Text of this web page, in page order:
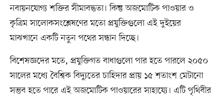
নবায়নযোগ্য শক্তির সীমাবদ্ধতা। কিন্তু অজমোটিক পাওয়ার ও
কৃত্রিম সালোকসংশ্লেষণের মতো প্রযুক্তিগুলো এই দুইয়ের
মাঝখানে একটি নতুন পথের সন্ধান দিচ্ছে।
বিশেষজ্ঞদের মতে, প্রযুক্তিগত বাধাগুলো পার হতে পারলে ২০৫০
সালের মধ্যে বৈশ্বিক বিদ্যুতের চাহিদার প্রায় ১৫ শতাংশ মেটানো
সম্ভব হতে পারে এই অজমোটিক পাওয়ারের সাহায্যে। এটি পৃথিবীর